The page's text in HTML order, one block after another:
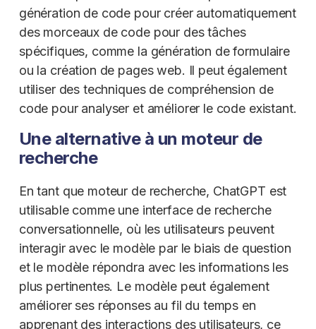
génération de code pour créer automatiquement
des morceaux de code pour des tâches
spécifiques, comme la génération de formulaire
ou la création de pages web. Il peut également
utiliser des techniques de compréhension de
code pour analyser et améliorer le code existant.
Une alternative à un moteur de
recherche
En tant que moteur de recherche, ChatGPT est
utilisable comme une interface de recherche
conversationnelle, où les utilisateurs peuvent
interagir avec le modèle par le biais de question
et le modèle répondra avec les informations les
plus pertinentes. Le modèle peut également
améliorer ses réponses au fil du temps en
apprenant des interactions des utilisateurs, ce